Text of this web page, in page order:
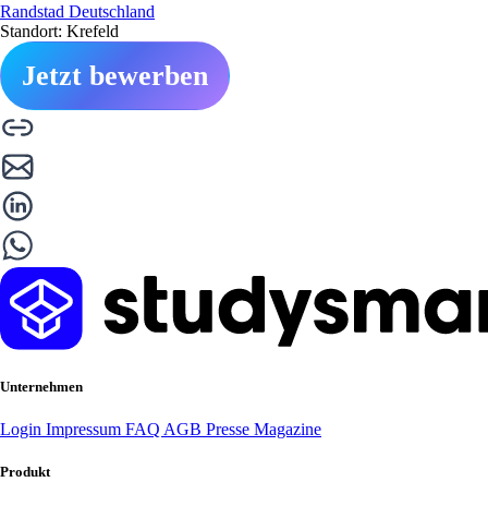
Randstad Deutschland
Standort: Krefeld
Jetzt bewerben
Unternehmen
Login Impressum FAQ AGB Presse Magazine
Produkt